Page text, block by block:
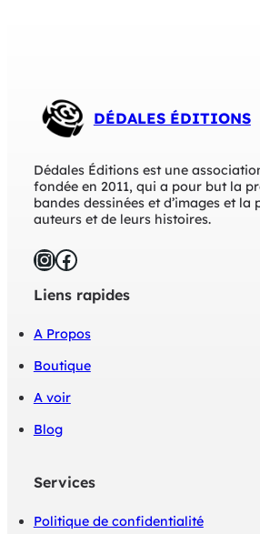
DÉDALES ÉDITIONS
Dédales Éditions est une
fondée en 2011, qui a pour but la
bandes dessinées et d’images et la
auteurs et de leurs histoires.
InstagramFacebook
Liens rapides
A Propos
Boutique
A voir
Blog
Services
Politique de confidentialité